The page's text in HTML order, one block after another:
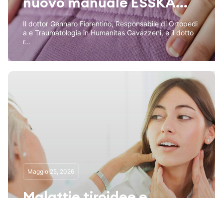
Il dottor Gennaro Fiorentino, Responsabile di Ortopedi
a e Traumatologia in Humanitas Gavazzeni, e il dotto
r...
Maggio 25, 2026